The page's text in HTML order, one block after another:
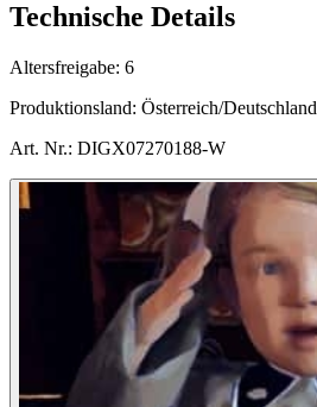
Technische Details
Altersfreigabe: 6
Produktionsland: Österreich/Deutschland
Art. Nr.: DIGX07270188-W